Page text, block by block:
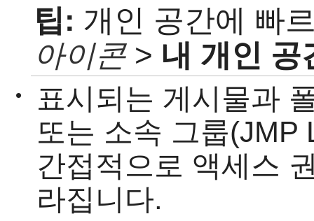
팁: 개인 공간에 빠
아이콘 > 내 개인 공
•
표시되는 게시물과
또는 소속 그룹(JMP
간접적으로 액세스
라집니다.